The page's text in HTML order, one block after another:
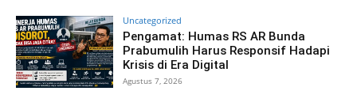
Uncategorized
Pengamat: Humas RS AR Bunda
Prabumulih Harus Responsif Hadapi
Krisis di Era Digital
Agustus 7, 2026